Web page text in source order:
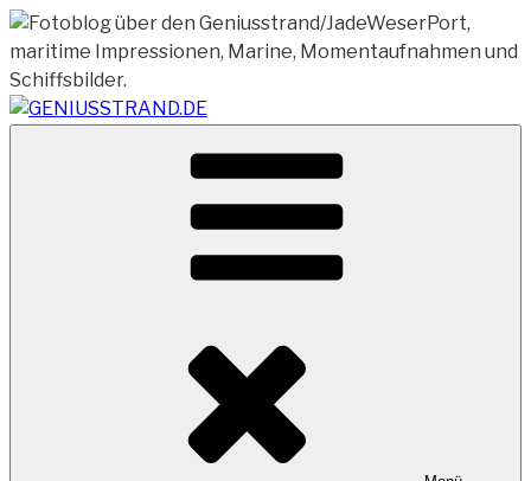
Zum
Inhalt
springen
GENIUSSTRAND.DE
Vom Geniusstrand zum JadeWeserPort/Container
Terminal Wilhelmshaven